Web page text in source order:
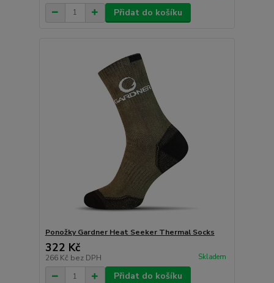
Přidat do košíku
Ponožky Gardner Heat Seeker Thermal Socks
322 Kč
266 Kč bez DPH Skladem
Přidat do košíku